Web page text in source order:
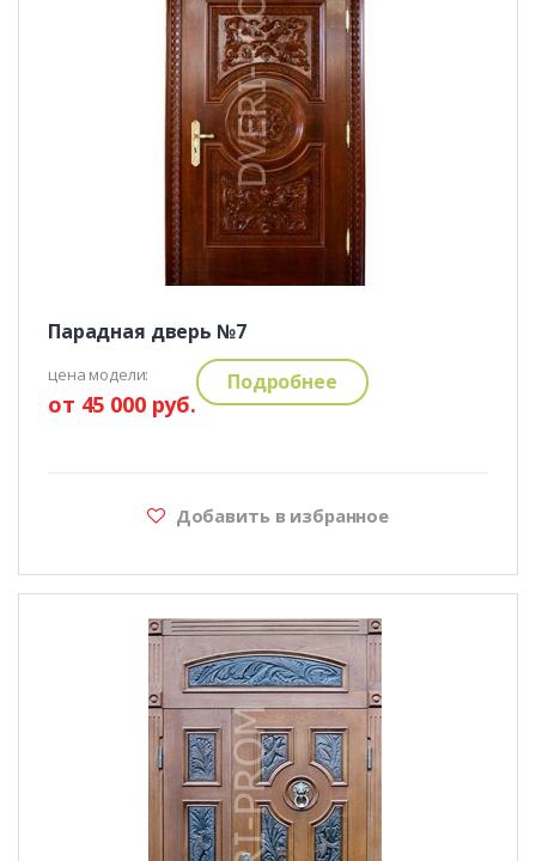
Парадная дверь №7
цена модели:
от 45 000 руб.
Подробнее
Добавить в избранное